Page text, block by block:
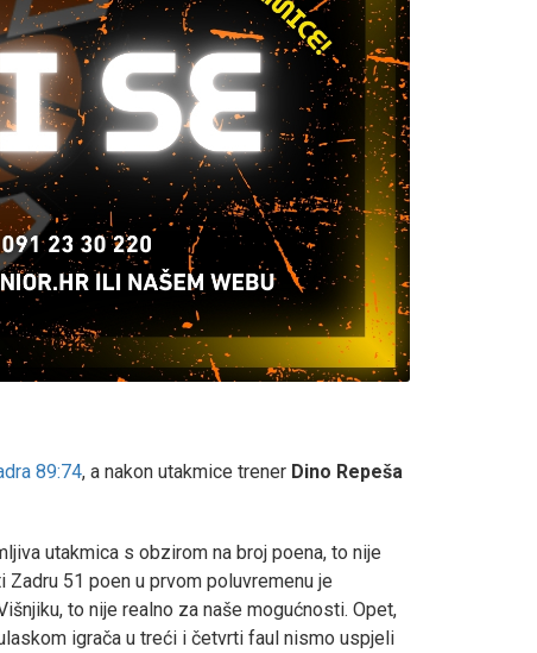
89:74, a nakon utakmice trener Dino Repeša
utakmica s obzirom na broj poena, to nije
51 poen u prvom poluvremenu je
to nije realno za naše mogućnosti. Opet,
igrača u treći i četvrti faul nismo uspjeli